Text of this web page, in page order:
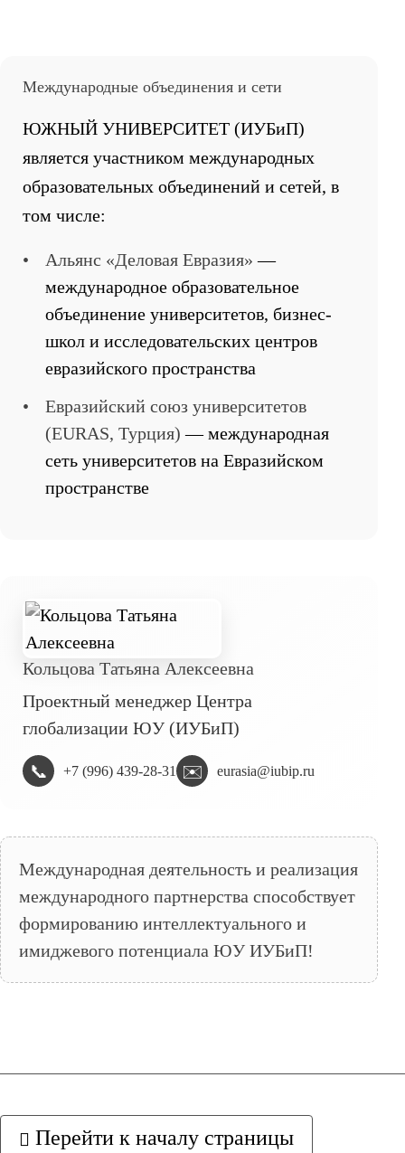
Международные объединения и сети
ЮЖНЫЙ УНИВЕРСИТЕТ (ИУБиП)
является участником международных
образовательных объединений и сетей, в
том числе:
• Альянс «Деловая Евразия» —
международное образовательное
объединение университетов, бизнес-
школ и исследовательских центров
евразийского пространства
•
Евразийский союз университетов
(EURAS, Турция) — международная
сеть университетов на Евразийском
пространстве
Кольцова Татьяна Алексеевна
Проектный менеджер Центра
глобализации ЮУ (ИУБиП)
📞 +7 (996) 439-28-31 ✉️ eurasia@iubip.ru
Международная деятельность и реализация
международного партнерства способствует
формированию интеллектуального и
имиджевого потенциала ЮУ ИУБиП!
Перейти к началу страницы